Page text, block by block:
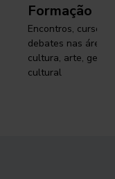
Formação
Encontros, cursos,
debates nas áreas
cultura, arte,
cultural